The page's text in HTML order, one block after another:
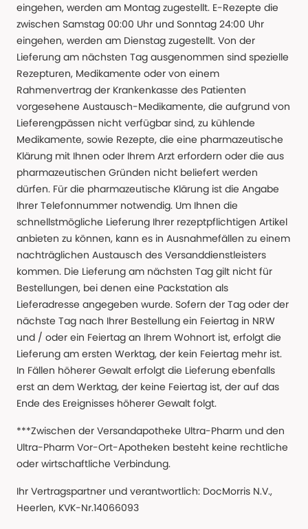
eingehen, werden am Montag zugestellt. E-Rezepte die
zwischen Samstag 00:00 Uhr und Sonntag 24:00 Uhr
eingehen, werden am Dienstag zugestellt. Von der
Lieferung am nächsten Tag ausgenommen sind spezielle
Rezepturen, Medikamente oder von einem
Rahmenvertrag der Krankenkasse des Patienten
vorgesehene Austausch-Medikamente, die aufgrund von
Lieferengpässen nicht verfügbar sind, zu kühlende
Medikamente, sowie Rezepte, die eine pharmazeutische
Klärung mit Ihnen oder Ihrem Arzt erfordern oder die aus
pharmazeutischen Gründen nicht beliefert werden
dürfen. Für die pharmazeutische Klärung ist die Angabe
Ihrer Telefonnummer notwendig. Um Ihnen die
schnellstmögliche Lieferung Ihrer rezeptpflichtigen Artikel
anbieten zu können, kann es in Ausnahmefällen zu einem
nachträglichen Austausch des Versanddienstleisters
kommen. Die Lieferung am nächsten Tag gilt nicht für
Bestellungen, bei denen eine Packstation als
Lieferadresse angegeben wurde. Sofern der Tag oder der
nächste Tag nach Ihrer Bestellung ein Feiertag in NRW
und / oder ein Feiertag an Ihrem Wohnort ist, erfolgt die
Lieferung am ersten Werktag, der kein Feiertag mehr ist.
In Fällen höherer Gewalt erfolgt die Lieferung ebenfalls
erst an dem Werktag, der keine Feiertag ist, der auf das
Ende des Ereignisses höherer Gewalt folgt.
***Zwischen der Versandapotheke Ultra-Pharm und den
Ultra-Pharm Vor-Ort-Apotheken besteht keine rechtliche
oder wirtschaftliche Verbindung.
Ihr Vertragspartner und verantwortlich: DocMorris N.V.,
Heerlen, KVK-Nr.14066093